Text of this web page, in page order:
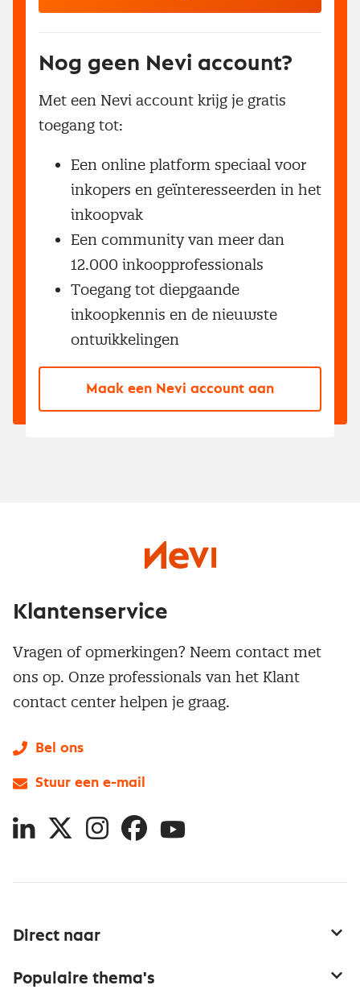
Nog geen Nevi account?
Met een Nevi account krijg je gratis
toegang tot:
Een online platform speciaal voor
inkopers en geïnteresseerden in het
inkoopvak
Een community van meer dan
12.000 inkoopprofessionals
Toegang tot diepgaande
inkoopkennis en de nieuwste
ontwikkelingen
Maak een Nevi account aan
Direct naar
Populaire thema's
Klantenservice
Vragen of opmerkingen? Neem contact met
ons op. Onze professionals van het Klant
contact center helpen je graag.
Bel ons
Stuur een e-mail
LinkedIn
X InstagramFacebookYouTube